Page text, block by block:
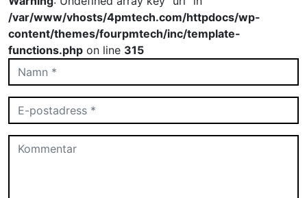
/var/www/vhosts/4pmtech.com/httpdocs/wp-
content/themes/fourpmtech/inc/template-
functions.php on line 315